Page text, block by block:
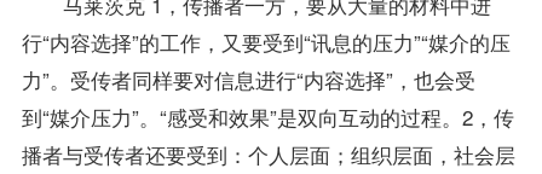
行“内容选择”的工作，又要受到“讯息的压力”“媒介的压
力”。受传者同样要对信息进行“内容选择”，也会受
到“媒介压力”。“感受和效果”是双向互动的过程。2，传
播者与受传者还要受到：个人层面；组织层面，社会层